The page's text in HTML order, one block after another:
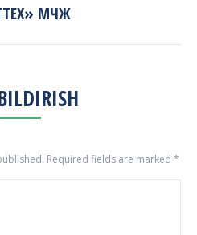
Next МЧЖ
Required fields are marked *